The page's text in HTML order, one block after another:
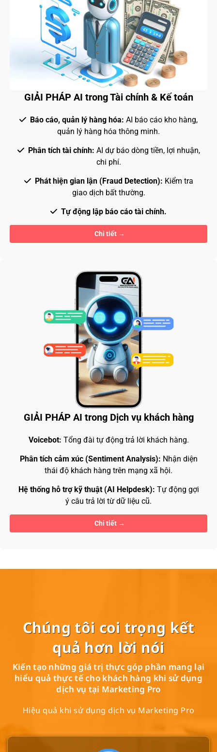
GIẢI PHÁP AI trong Tài chính & Kế toán
Báo cáo, quản lý hàng hóa: AI báo cáo kho hàng,
quản lý hàng hóa thông minh.
Phân tích tài chính: AI dự báo dòng tiền, lợi nhuận,
chi phí.
Phát hiện gian lận (Fraud Detection): Kiểm tra
giao dịch bất thường.
Tự động lập báo cáo tài chính.
Chi tiết
GIẢI PHÁP AI trong Dịch vụ khách hàng
Voicebot: Tổng đài tự động trả lời khách hàng.
Phân tích cảm xúc (Sentiment Analysis): Nhận diện
thái độ khách hàng trên mạng xã hội.
Hệ thống hỗ trợ kỹ thuật (AI Helpdesk): Tự động gợi
ý câu trả lời từ dữ liệu cũ.
Chi tiết
Chúng tôi coi trọng kết
quả hơn lời nói
Kiến tạo những giá trị thực góp phần mang lại
hiểu quả thực tế cho khách hàng khi sử dụng
dịch vụ tại Marketing Pro
Hiệu quả khi sử dụng dịch vụ Marketing Pro